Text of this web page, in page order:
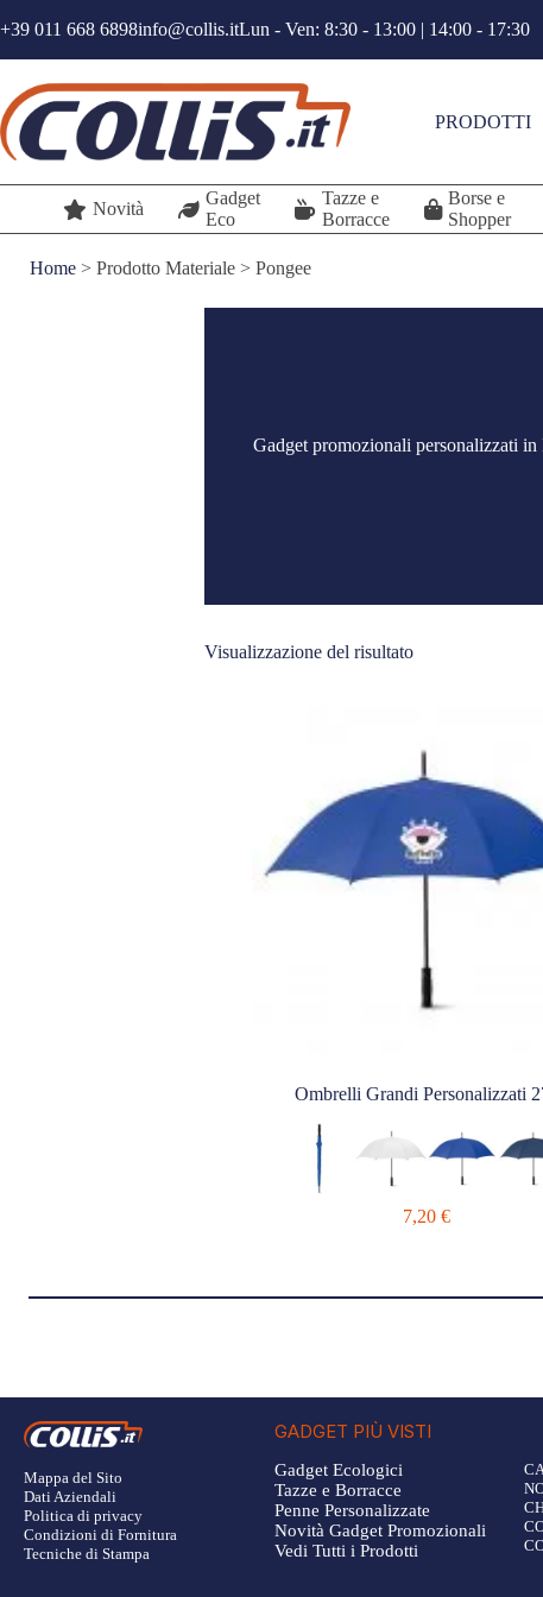
al
+39 011 668 6898info@collis.itLun - Ven: 8:30 - 13:00 | 14:00 - 17:30
PRODOTTI
Novità
Gadget
Eco
Tazze e
Borracce
Borse e
Shopper
Home > Prodotto Materiale > Pongee
Gadget promozionali personalizzati in
Visualizzazione del risultato
Ombrelli Grandi Personalizzati
7,20 €
Mappa del Sito
Dati Aziendali
Politica di privacy
Condizioni di Fornitura
Tecniche di Stampa
GADGET PIÙ VISTI
Gadget Ecologici
Tazze e Borracce
Penne Personalizzate
Novità Gadget Promozionali
Vedi Tutti i Prodotti